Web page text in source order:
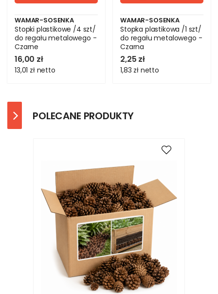
WAMAR-SOSENKA
Stopki plastikowe /4 szt/
do regału metalowego -
Czarne
16,00 zł
13,01 zł netto
WAMAR-SOSENKA
Stopka plastikowa /1 szt/
do regału metalowego -
Czarna
2,25 zł
1,83 zł netto
POLECANE PRODUKTY